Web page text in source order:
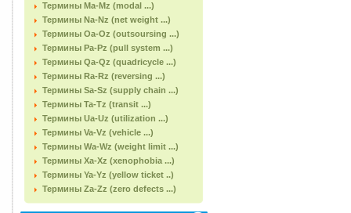
Термины Ma-Mz (modal ...)
Термины Na-Nz (net weight ...)
Термины Oa-Oz (outsoursing ...)
Термины Pa-Pz (pull system ...)
Термины Qa-Qz (quadricycle ...)
Термины Ra-Rz (reversing ...)
Термины Sa-Sz (supply chain ...)
Термины Ta-Tz (transit ...)
Термины Ua-Uz (utilization ...)
Термины Va-Vz (vehicle ...)
Термины Wa-Wz (weight limit ...)
Термины Xa-Xz (xenophobia ...)
Термины Ya-Yz (yellow ticket ..)
Термины Za-Zz (zero defects ...)